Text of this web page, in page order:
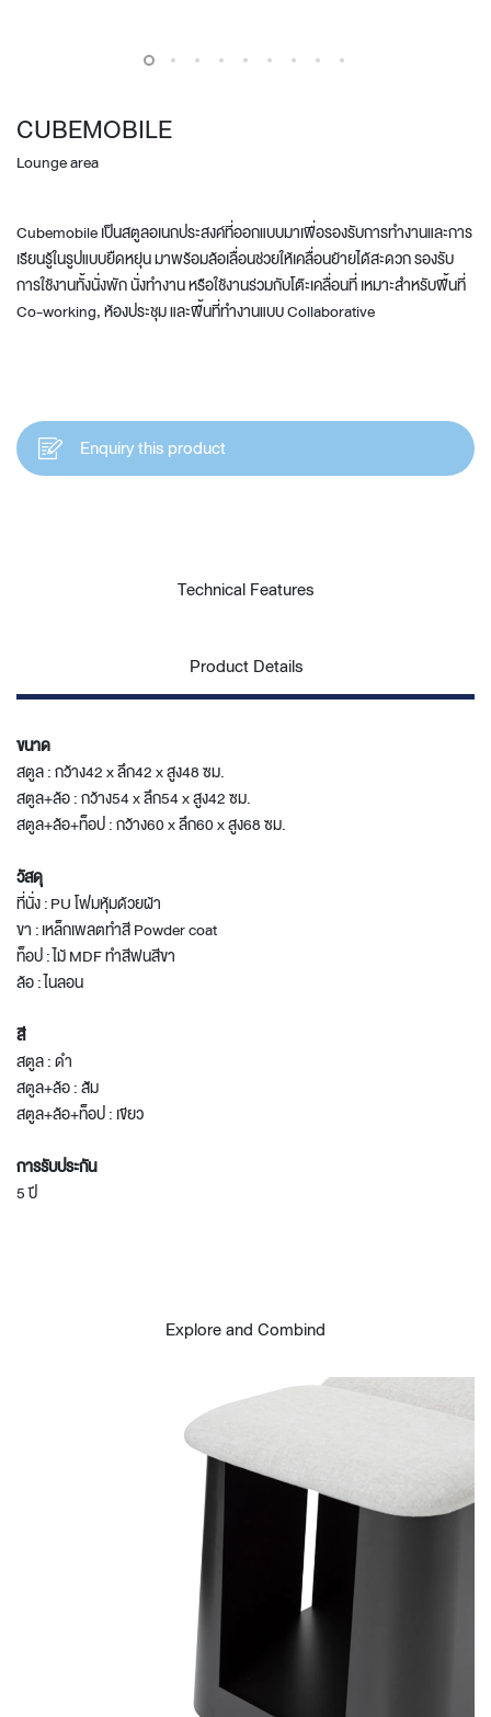
CUBEMOBILE
Lounge area
Cubemobile เป็นสตูลอเนกประสงค์ที่ออกแบบมาเพื่อรองรับการทำงานและการ
เรียนรู้ในรูปแบบยืดหยุ่น มาพร้อมล้อเลื่อนช่วยให้เคลื่อนย้ายได้สะดวก รองรับ
การใช้งานทั้งนั่งพัก นั่งทำงาน หรือใช้งานร่วมกับโต๊ะเคลื่อนที่ เหมาะสำหรับพื้นที่
Co-working, ห้องประชุม และพื้นที่ทำงานแบบ Collaborative
Enquiry this product
Technical Features
Product Details
ขนาด
สตูล : กว้าง42 x ลึก42 x สูง48 ซม.
สตูล+ล้อ : กว้าง54 x ลึก54 x สูง42 ซม.
สตูล+ล้อ+ท็อป : กว้าง60 x ลึก60 x สูง68 ซม.
วัสดุ
ที่นั่ง : PU โฟมหุ้มด้วยผ้า
ขา : เหล็กเพลตทำสี Powder coat
ท็อป : ไม้ MDF ทำสีพ่นสีขา
ล้อ : ไนลอน
สี
สตูล : ดำ
สตูล+ล้อ : ส้ม
สตูล+ล้อ+ท็อป : เขียว
การรับประกัน
5 ปี
Explore and Combind